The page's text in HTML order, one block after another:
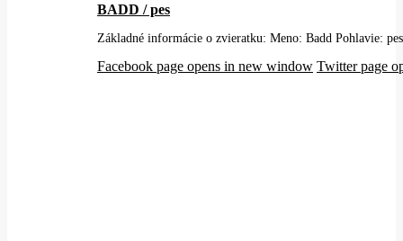
BADD / pes
Základné informácie o zvieratku: Meno: Badd Pohlavie:
Facebook page opens in new window Twitter page